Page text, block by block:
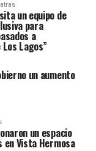
un equipo de
para
a
Lagos”
un aumento
un espacio
en Vista Hermosa